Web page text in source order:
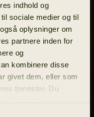
indhold og
sociale medier og til
oplysninger om
partnere inden for
og
kombinere disse
givet dem, eller som
tjenester. Du